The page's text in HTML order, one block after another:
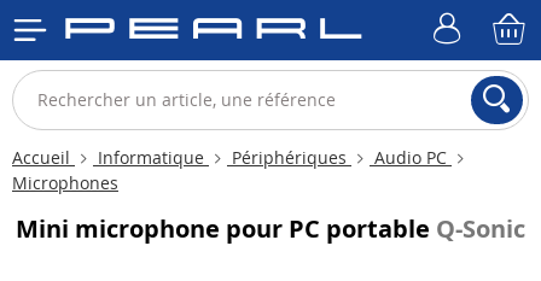
Accueil Informatique Périphériques
Audio PC
Microphones
Mini microphone pour PC portable Q-Sonic